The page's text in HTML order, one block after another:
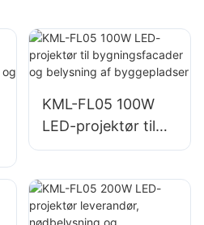
KML-FL05 100W
LED-projektør til
bygningsfacader
byggepladser